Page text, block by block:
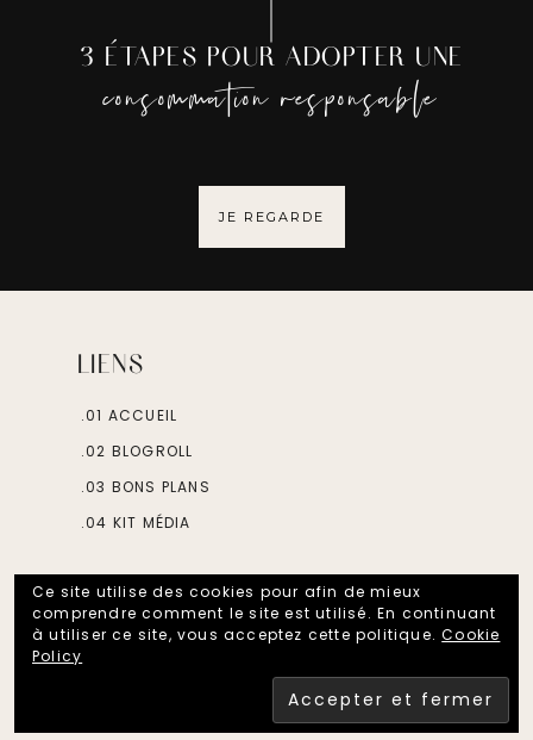
3 ÉTAPES POUR ADOPTER UNE
consommation responsable
JE REGARDE
LIENS
.01 ACCUEIL
.02 BLOGROLL
.03 BONS PLANS
.04 KIT MÉDIA
DISCUTONS
Ce site utilise des cookies pour afin de mieux
comprendre comment le site est utilisé. En continuant
à utiliser ce site, vous acceptez cette politique.Cookie
Policy